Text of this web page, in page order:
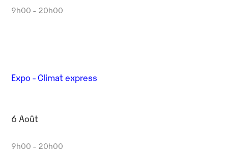
9h00 - 20h00
Expo - Climat express
6 Août
9h00 - 20h00